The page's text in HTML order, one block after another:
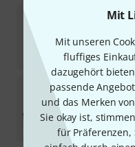
Mit
Mit unseren
fluffiges
dazugehört
passende
und das Merken
Sie okay ist,
für
JH
Sofort
225 €
EMGKH-BB
In 5–7
269€